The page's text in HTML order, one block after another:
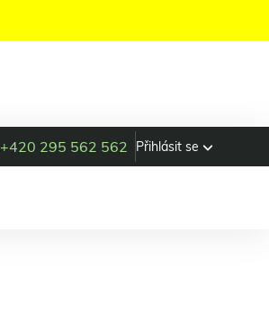
+420 295 562 562 Přihlásit se